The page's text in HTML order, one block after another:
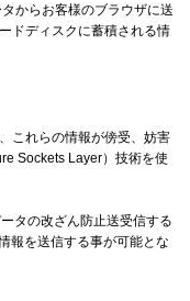
からお客様のブラウザに送
ドディスクに蓄積される情
これらの情報が傍受、妨害
Sockets Layer）技術を使
タの改ざん防止送受信する
報を送信する事が可能とな